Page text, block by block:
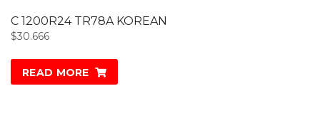
C 1200R24 TR78A KOREAN
$30.666
READ MORE